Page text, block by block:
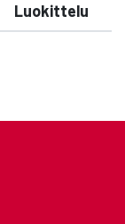
Luokittelu